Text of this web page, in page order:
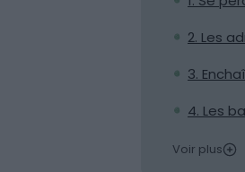
2. Les
3.
4. Les
Voir plus